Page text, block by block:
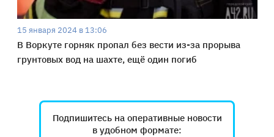
15 января 2024 в 13:06
В Воркуте горняк пропал без вести из-за прорыва
грунтовых вод на шахте, ещё один погиб
Подпишитесь на оперативные новости
в удобном формате: